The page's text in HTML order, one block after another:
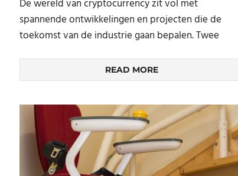
De wereld van cryptocurrency zit vol met
spannende ontwikkelingen en projecten die de
toekomst van de industrie gaan bepalen. Twee
READ MORE